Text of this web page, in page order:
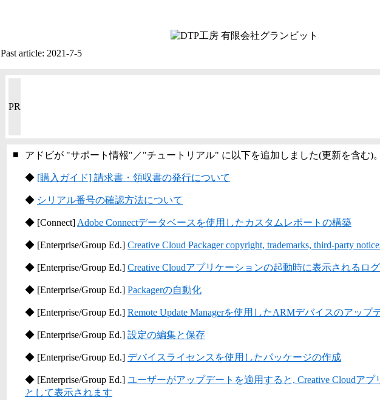
Past article: 2021-7-5
PR
■ アドビが "サポート情報"／"チュートリアル" に以下を追加しました(更新を含む)。
◆ [購入ガイド] 請求書・領収書の発行について
◆ シリアル番号の確認方法について
◆ [Connect] Adobe Connectデータベースを使用したカスタムレポートの構築
◆ [Enterprise/Group Ed.] Creative Cloud Packager copyright, trademarks, third-party
◆ [Enterprise/Group Ed.] Creative Cloudアプリケーションの起動時に表示されるロ
◆ [Enterprise/Group Ed.] Packagerの自動化
◆ [Enterprise/Group Ed.] Remote Update Managerを使用したARMデバイスのアップ
◆ [Enterprise/Group Ed.] 設定の編集と保存
◆ [Enterprise/Group Ed.] デバイスライセンスを使用したパッケージの作成
◆ [Enterprise/Group Ed.] ユーザーがアップデートを適用すると, Creative Cloudアプ
として表示されます